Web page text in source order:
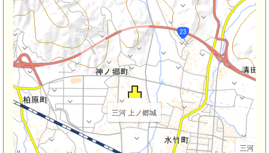
三河 上ノ郷城
三河 五